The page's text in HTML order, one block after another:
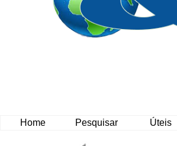
Home Pesquisar Úteis